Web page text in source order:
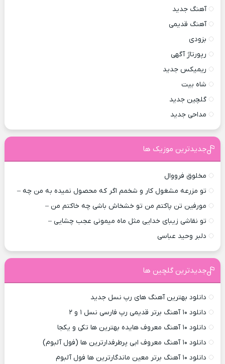
آهنگ جدید
آهنگ قدیمی
بزودی
رپورتاژ آگهی
ریمیکس جدید
شاه بیت
گلچین جدید
مداحی جدید
جدیدترین موزیک ها
مخلوق فرووال
تو مزرعه مشغول کار و شخمم اگر که محصول نمیده به من چه –
مورفین تن پاکتم من تو خشخاش باشی چه خاکتم من –
تو نقاشی زیبای خدایی مثل ماه میمونی عجب چشایی –
دلبر وحید عباسی
جدیدترین گلچین ها
دانلود بهترین آهنگ های رپ نسل جدید
دانلود ۱۰ آهنگ برتر قدیمی رپ فارسی نسل ۱ و ۲
دانلود ۱۰ آهنگ معروف هایده بهترین ها تکی و یکجا
دانلود ۱۰ آهنگ معروف ابی پرطرفدارترین ها (فول آلبوم)
دانلود ۱۰ آهنگ برتر معین ماندگارترین ها فول آلبوم